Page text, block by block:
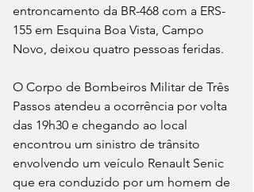
entroncamento da BR-468 com a ERS-
155 em Esquina Boa Vista, Campo
Novo, deixou quatro pessoas feridas.
O Corpo de Bombeiros Militar de Três
Passos atendeu a ocorrência por volta
das 19h30 e chegando ao local
encontrou um sinistro de trânsito
envolvendo um veículo Renault Senic
que era conduzido por um homem de